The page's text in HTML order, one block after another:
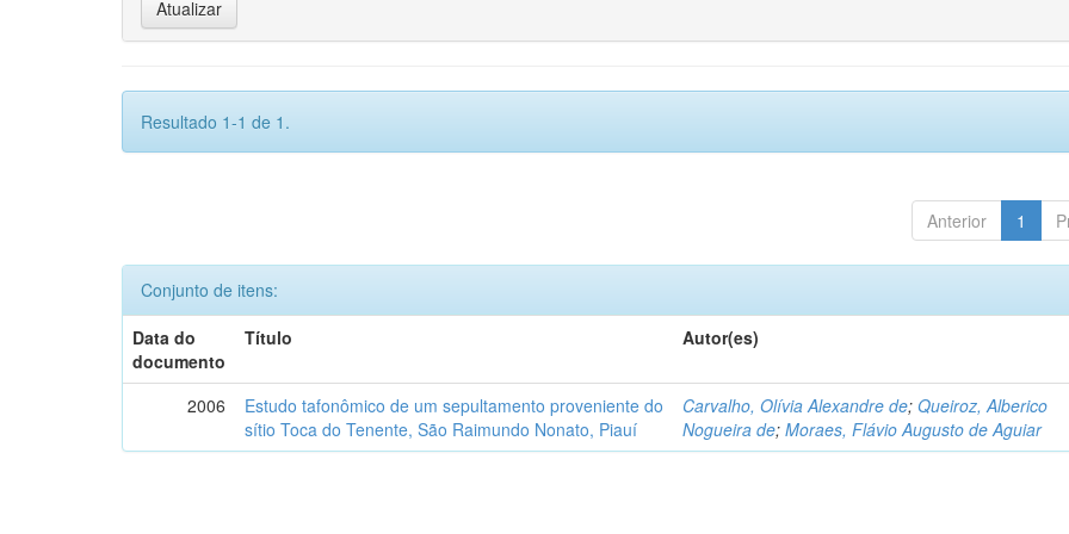
Resultado 1-1 de 1.
Anterior 1
Conjunto de itens:
Data do
documento
Título Autor(es)
2006
Estudo tafonômico de um sepultamento proveniente do
sítio Toca do Tenente, São Raimundo Nonato, Piauí
Carvalho, Olívia Alexandre de;Queiroz, Alberico
Nogueira de;Moraes, Flávio Augusto de Aguiar